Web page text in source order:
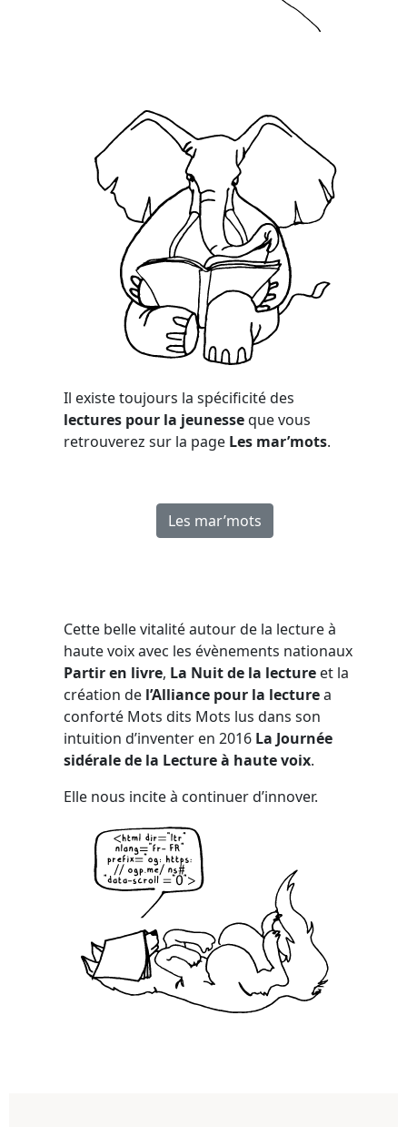
Il existe toujours la spécificité des
lectures pour la jeunesseque vous
retrouverez sur la page Les mar’mots.
Les mar’mots
Cette belle vitalité autour de la lecture à
haute voix avec les évènements nationaux
Partir en livre, La Nuit de la lecture et la
création de l’Alliance pour la lecturea
conforté Mots dits Mots lus dans son
intuition d’inventer en 2016 La Journée
sidérale de la Lecture à haute voix.
Elle nous incite à continuer d’innover.